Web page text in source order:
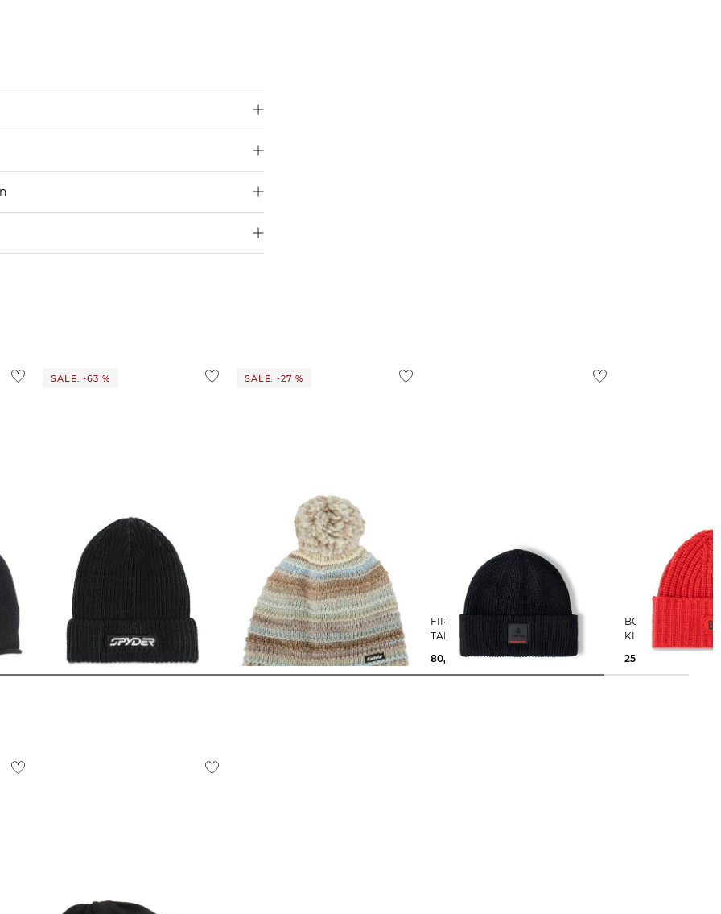
Ausland findest duhier
SALE: -63 %
Spyder | Strickmütze GROOMERS
14,99 €
SALE: -27 %
Eisbär | Strickmütze MIKATA
POMPON mit Wolle
39,99 €
54,99 €
FIRE+ICE | Herren Strickmütze
TAREK
80,00 €
BOGNER | Mütze aus Kaschmir
KILIAN
250,00 €